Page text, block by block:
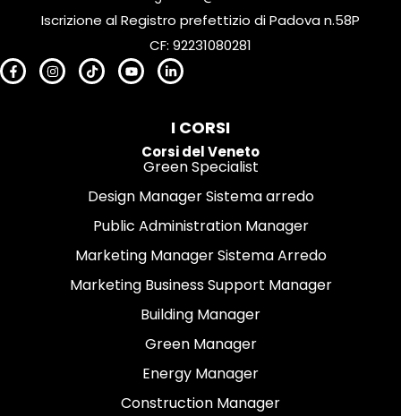
Iscrizione al Registro prefettizio di Padova n.58P
CF: 92231080281
I CORSI
Corsi del Veneto
Green Specialist
Design Manager Sistema arredo
Public Administration Manager
Marketing Manager Sistema Arredo
Marketing Business Support Manager
Building Manager
Green Manager
Energy Manager
Construction Manager